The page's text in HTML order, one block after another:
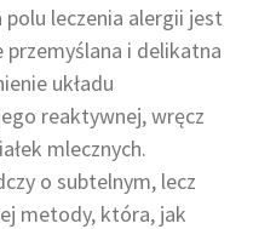
polu leczenia alergii jest
i delikatna
układu
reaktywnej, wręcz
mlecznych.
o subtelnym, lecz
metody, która, jak